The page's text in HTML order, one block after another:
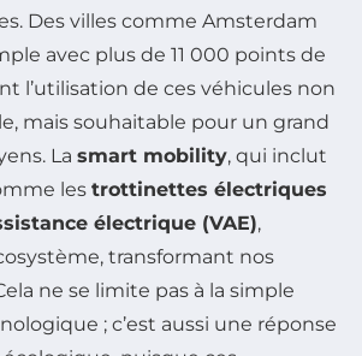
Des villes comme Amsterdam
avec plus de 11 000 points de
l’utilisation de ces véhicules non
mais souhaitable pour un grand
La smart mobility, qui inclut
les trottinettes électriques
électrique (VAE),
transformant nos
ne se limite pas à la simple
; c’est aussi une réponse